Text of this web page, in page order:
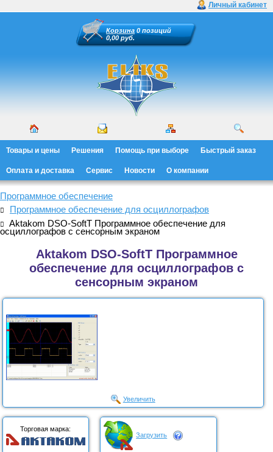
Личный кабинет
Корзина 0 позиций
0,00 руб.
Товары и цены Решения Помощь при выборе Быстрый заказ
Оплата и доставка Сервис Новости О компании
Программное обеспечение
Программное обеспечение для осциллографов
Aktakom DSO-SoftT Программное обеспечение для
осциллографов с сенсорным экраном
Aktakom DSO-SoftT Программное
обеспечение для осциллографов с
сенсорным экраном
Увеличить
Торговая марка:
Загрузить